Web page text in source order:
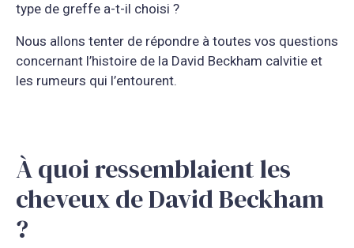
type de greffe a-t-il choisi ?
Nous allons tenter de répondre à toutes vos questions
concernant l’histoire de la David Beckham calvitie et
les rumeurs qui l’entourent.
À quoi ressemblaient les
cheveux de David Beckham
?